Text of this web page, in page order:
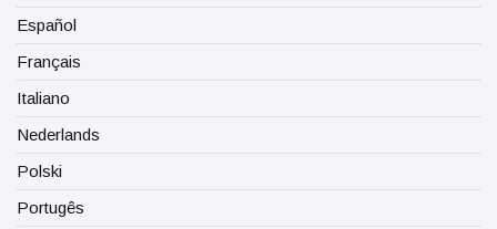
Español
Français
Italiano
Nederlands
Polski
Portugês